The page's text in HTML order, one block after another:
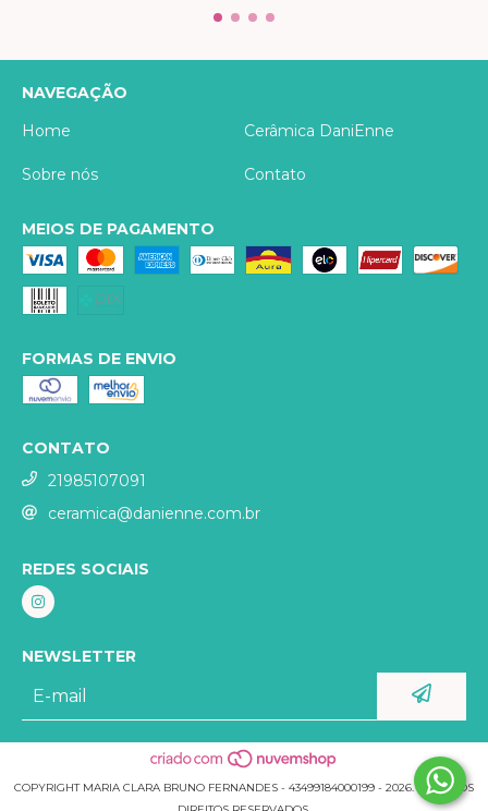
NAVEGAÇÃO
Home
Cerâmica DaniEnne
Sobre nós Contato
MEIOS DE PAGAMENTO
FORMAS DE ENVIO
CONTATO
21985107091
ceramica@danienne.com.br
REDES SOCIAIS
NEWSLETTER
COPYRIGHT MARIA CLARA BRUNO FERNANDES - 43499184000199 - 2026. TODOS OS